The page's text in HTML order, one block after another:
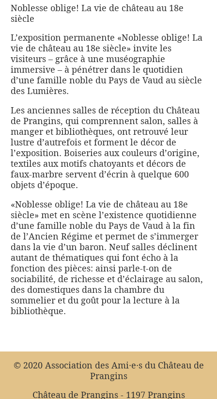
Noblesse oblige! La vie de château au 18e
siècle
L’exposition permanente «Noblesse oblige! La
vie de château au 18e siècle» invite les
visiteurs – grâce à une muséographie
immersive – à pénétrer dans le quotidien
d’une famille noble du Pays de Vaud au siècle
des Lumières.
Les anciennes salles de réception du Château
de Prangins, qui comprennent salon, salles à
manger et bibliothèques, ont retrouvé leur
lustre d’autrefois et forment le décor de
l’exposition. Boiseries aux couleurs d’origine,
textiles aux motifs chatoyants et décors de
faux-marbre servent d’écrin à quelque 600
objets d’époque.
«Noblesse oblige! La vie de château au 18e
siècle» met en scène l’existence quotidienne
d’une famille noble du Pays de Vaud à la fin
de l’Ancien Régime et permet de s’immerger
dans la vie d’un baron. Neuf salles déclinent
autant de thématiques qui font écho à la
fonction des pièces: ainsi parle-t-on de
sociabilité, de richesse et d’éclairage au salon,
des domestiques dans la chambre du
sommelier et du goût pour la lecture à la
bibliothèque.
© 2020 Association des Ami·e·s du Château de
Prangins
Château de Prangins - 1197 Prangins